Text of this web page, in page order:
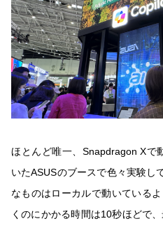
ほとんど唯一、Snapdragon Xで
いたASUSのブースで色々実験し
なものはローカルで動いている
くのにかかる時間は10秒ほどで